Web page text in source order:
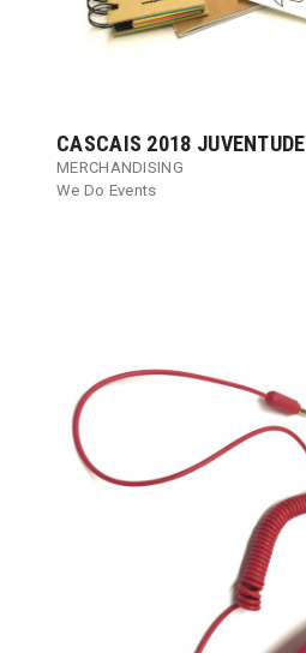
CASCAIS 2018 JUVENTUDE
MERCHANDISING
We Do Events